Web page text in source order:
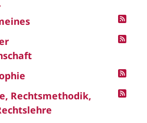
Rechtsmethodik,